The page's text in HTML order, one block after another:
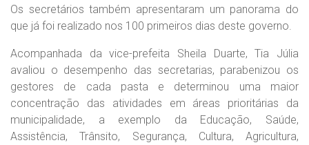
Os secretários também apresentaram um panorama do
que já foi realizado nos 100 primeiros dias deste governo.
Acompanhada da vice-prefeita Sheila Duarte, Tia Júlia
avaliou o desempenho das secretarias, parabenizou os
gestores de cada pasta e determinou uma maior
concentração das atividades em áreas prioritárias da
municipalidade, a exemplo da Educação, Saúde,
Assistência, Trânsito, Segurança, Cultura, Agricultura,